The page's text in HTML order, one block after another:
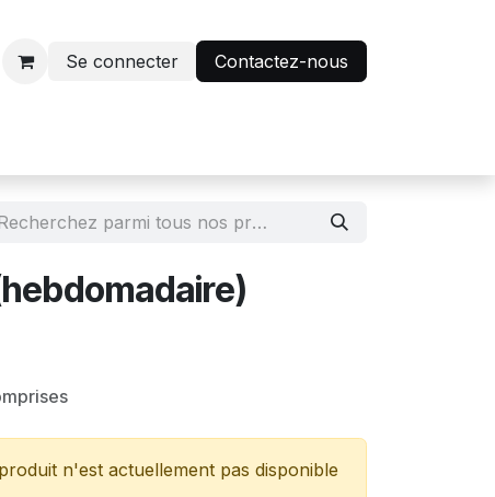
Se connecter Contactez-nous
n'est actuellement pas disponible